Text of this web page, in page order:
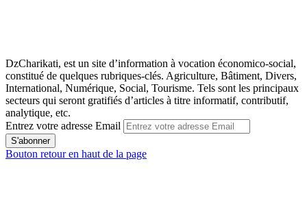
DzCharikati, est un site d’information à vocation économico-social,
constitué de quelques rubriques-clés. Agriculture, Bâtiment, Divers,
International, Numérique, Social, Tourisme. Tels sont les principaux
secteurs qui seront gratifiés d’articles à titre informatif, contributif,
analytique, etc.
Entrez votre adresse Email
Bouton retour en haut de la page